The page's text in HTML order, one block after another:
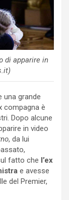
di apparire in
una grande
compagna è
Dopo alcune
in video
, da lui
fatto che l’ex
e avesse
del Premier,